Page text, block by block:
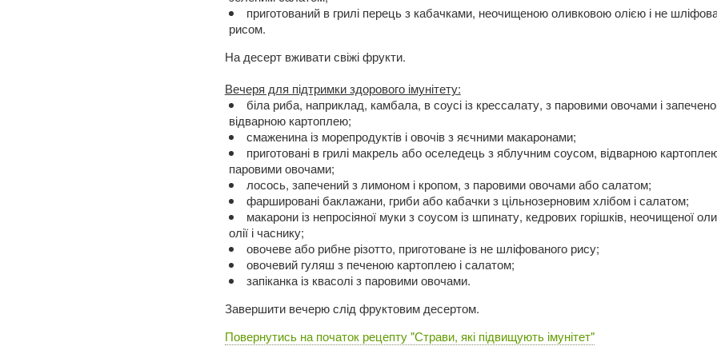
приготований в грилі перець з кабачками, неочищеною оливковою олією і не
рисом.
На десерт вживати свіжі фрукти.
Вечеря для підтримки здорового імунітету:
біла риба, наприклад, камбала, в соусі із крессалату, з паровими овочами і
відварною картоплею;
смаженина із морепродуктів і овочів з яєчними макаронами;
приготовані в грилі макрель або оселедець з яблучним соусом, відварною
паровими овочами;
лосось, запечений з лимоном і кропом, з паровими овочами або салатом;
фаршировані баклажани, гриби або кабачки з цільнозерновим хлібом і салатом;
макарони із непросіяної муки з соусом із шпинату, кедрових горішків, неочищеної
олії і часнику;
овочеве або рибне різотто, приготоване із не шліфованого рису;
овочевий гуляш з печеною картоплею і салатом;
запіканка із квасолі з паровими овочами.
Завершити вечерю слід фруктовим десертом.
Повернутись на початок рецепту "Страви, які підвищують імунітет"